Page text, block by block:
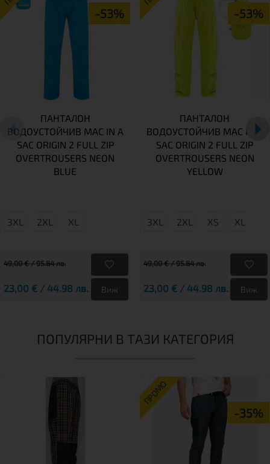
-53%
ПАНТАЛОН
ВОДОУСТОЙЧИВ MAC IN A
SAC ORIGIN 2 FULL ZIP
OVERTROUSERS NEON
BLUE
3XL 2XL XL
49,00 € / 95.84 лв.
23,00 € / 44.98 лв. Виж
-53%
ПАНТАЛОН
ВОДОУСТОЙЧИВ MAC IN A
SAC ORIGIN 2 FULL ZIP
OVERTROUSERS NEON
YELLOW
3XL 2XL XS XL
49,00 € / 95.84 лв.
23,00 € / 44.98 лв. Виж
ПОПУЛЯРНИ В ТАЗИ КАТЕГОРИЯ
ПРОМО
-35%